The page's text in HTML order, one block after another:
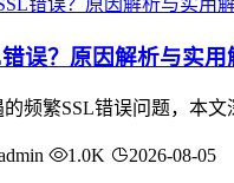
误？原因解析与实用
频繁SSL错误问题，本
1.0K 2026-08-05